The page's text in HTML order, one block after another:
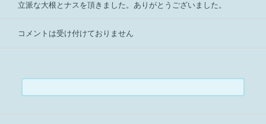
立派な大根とナスを頂きました。ありがとうございました。
コメントは受け付けておりません
索: